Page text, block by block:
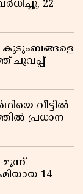
22
കുടുംബങ്ങളെ
ചുവപ്പ്
വീട്ടിൽ
പ്രധാന
മൂന്ന്
14